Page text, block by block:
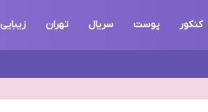
کنکور پوست سریال تهران زیبایی